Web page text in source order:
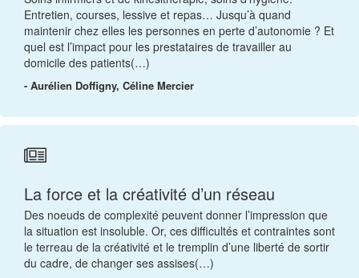
Entretien, courses, lessive et repas… Jusqu’à quand
maintenir chez elles les personnes en perte d’autonomie ? Et
quel est l’impact pour les prestataires de travailler au
domicile des patients(…)
- Aurélien Doffigny, Céline Mercier
La force et la créativité d’un réseau
Des noeuds de complexité peuvent donner l’impression que
la situation est insoluble. Or, ces difficultés et contraintes sont
le terreau de la créativité et le tremplin d’une liberté de sortir
du cadre, de changer ses assises(…)